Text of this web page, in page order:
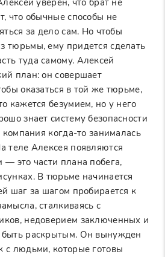
уверен, что брат не
что обычные способы не
за дело сам. Но чтобы
тюрьмы, ему придется сделать
туда самому. Алексей
план: он совершает
оказаться в той же тюрьме,
кажется безумием, но у него
знает систему безопасности
компания когда-то занималась
теле Алексея появляются
— это части плана побега,
В тюрьме начинается
шаг за шагом пробирается к
сталкиваясь с
недоверием заключенных и
быть раскрытым. Он вынужден
с людьми, которые готовы